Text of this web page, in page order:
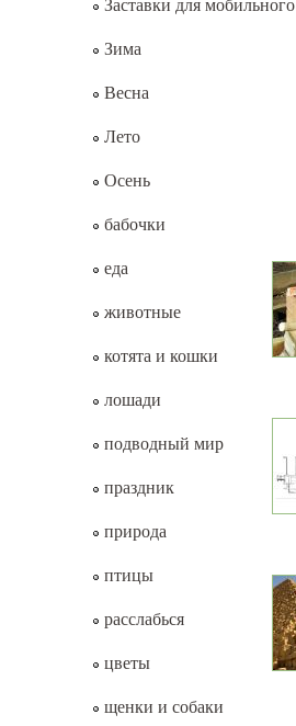
Заставки для мобильного
Зима
Весна
Лето
Осень
бабочки
еда
животные
котята и кошки
лошади
подводный мир
праздник
природа
птицы
расслабься
цветы
щенки и собаки